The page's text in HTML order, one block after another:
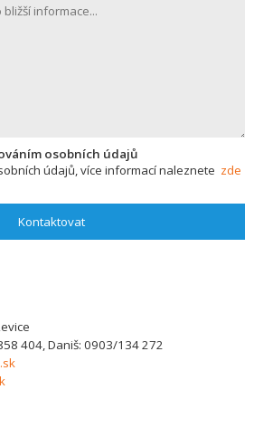
osobních údajů
údajů, více informací naleznete zde
Kontaktovat
404, Daniš: 0903/134 272